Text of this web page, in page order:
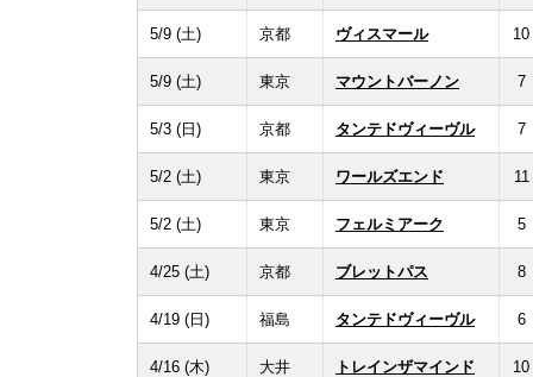
5/9 (土) 京都 ヴィスマール 10
5/9 (土) 東京 マウントバーノン 7
5/3 (日) 京都 タンテドヴィーヴル 7
5/2 (土) 東京 ワールズエンド 11
5/2 (土) 東京 フェルミアーク 5
4/25 (土) 京都 ブレットパス 8
4/19 (日) 福島 タンテドヴィーヴル 6
4/16 (木) 大井 トレインザマインド 10